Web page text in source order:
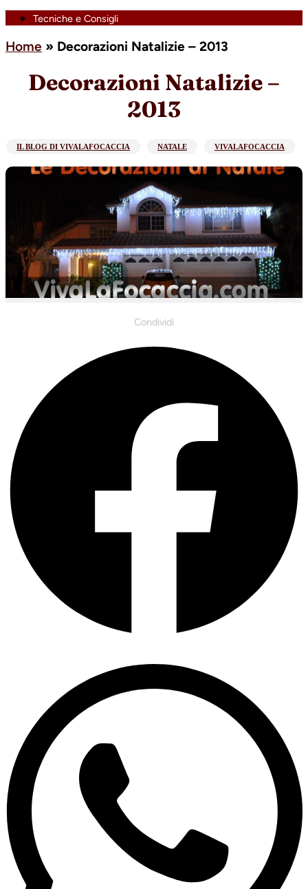
Tecniche e Consigli
Home » Decorazioni Natalizie – 2013
Decorazioni Natalizie –
2013
IL BLOG DI VIVALAFOCACCIA NATALE VIVALAFOCACCIA
Condividi